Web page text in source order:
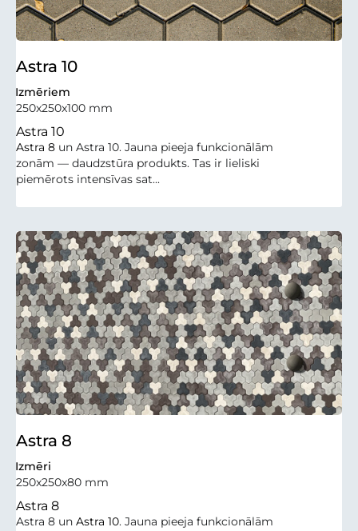
Astra 10
Izmēriem
250x250x100 mm
Astra 10
Astra 8 un Astra 10. Jauna pieeja funkcionālām
zonām — daudzstūra produkts. Tas ir lieliski
piemērots intensīvas sat...
Astra 8
Izmēri
250x250x80 mm
Astra 8
Astra 8 un Astra 10. Jauna pieeja funkcionālām